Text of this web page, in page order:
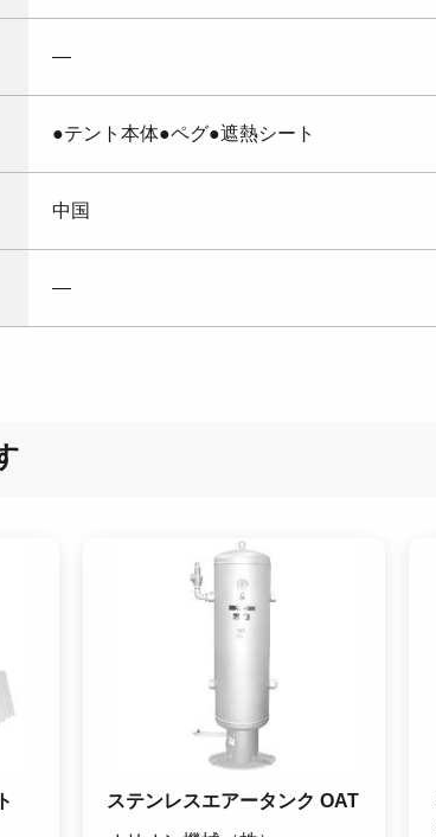
―
●テント本体●ペグ●遮熱シート
中国
―
ステンレスエアータンク OAT